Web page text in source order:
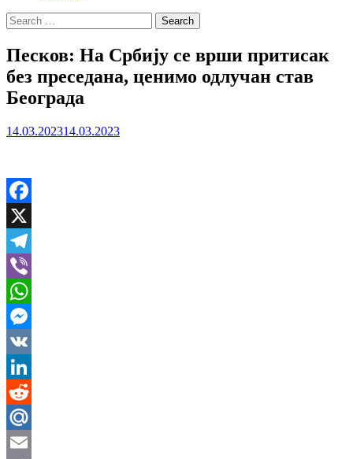
Search
for:
Песков: На Србију се врши притисак
без преседана, ценимо одлучан став
Београда
14.03.202314.03.2023
Facebook
X
Telegram
Viber
WhatsApp
Messenger
VK
LinkedIn
Reddit
Mail.Ru